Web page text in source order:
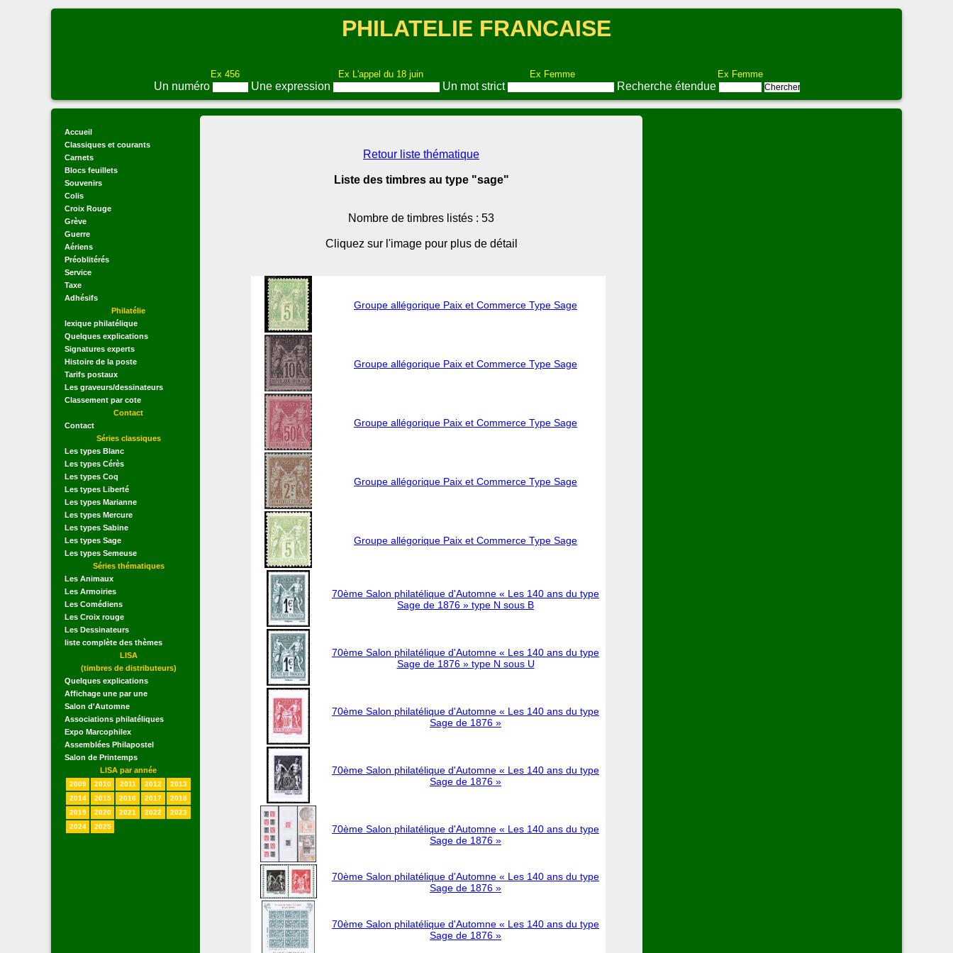
PHILATELIE FRANCAISE
Ex 456 Ex L'appel du 18 juin Ex Femme Ex Femme
Un numéro Une expression Un mot strict Recherche étendue
Accueil
Classiques et courants
Carnets
Blocs feuillets
Souvenirs
Colis
Croix Rouge
Grève
Guerre
Aériens
Préoblitérés
Service
Taxe
Adhésifs
Philatélie
lexique philatélique
Quelques explications
Signatures experts
Histoire de la poste
Tarifs postaux
Les graveurs/dessinateurs
Classement par cote
Contact
Contact
Séries classiques
Les types Blanc
Les types Cérès
Les types Coq
Les types Liberté
Les types Marianne
Les types Mercure
Les types Sabine
Les types Sage
Les types Semeuse
Séries thématiques
Les Animaux
Les Armoiries
Les Comédiens
Les Croix rouge
Les Dessinateurs
liste complète des thèmes
LISA
(timbres de distributeurs)
Quelques explications
Affichage une par une
Salon d'Automne
Associations philatéliques
Expo Marcophilex
Assemblées Philapostel
Salon de Printemps
LISA par année
2009 2010 2011 2012
2013
2014
2015 2016 2017
2018
2019
2020 2021 2022
2023
2024
2025
Retour liste thématique
Liste des timbres au type "sage"
Nombre de timbres listés : 53
Cliquez sur l'image pour plus de détail
Groupe allégorique Paix et Commerce Type Sage
Groupe allégorique Paix et Commerce Type Sage
Groupe allégorique Paix et Commerce Type Sage
Groupe allégorique Paix et Commerce Type Sage
Groupe allégorique Paix et Commerce Type Sage
70ème Salon philatélique d'Automne « Les 140 ans du type
Sage de 1876 » type N sous B
70ème Salon philatélique d'Automne « Les 140 ans du type
Sage de 1876 » type N sous U
70ème Salon philatélique d'Automne « Les 140 ans du type
Sage de 1876 »
70ème Salon philatélique d'Automne « Les 140 ans du type
Sage de 1876 »
70ème Salon philatélique d'Automne « Les 140 ans du type
Sage de 1876 »
70ème Salon philatélique d'Automne « Les 140 ans du type
Sage de 1876 »
70ème Salon philatélique d'Automne « Les 140 ans du type
Sage de 1876 »